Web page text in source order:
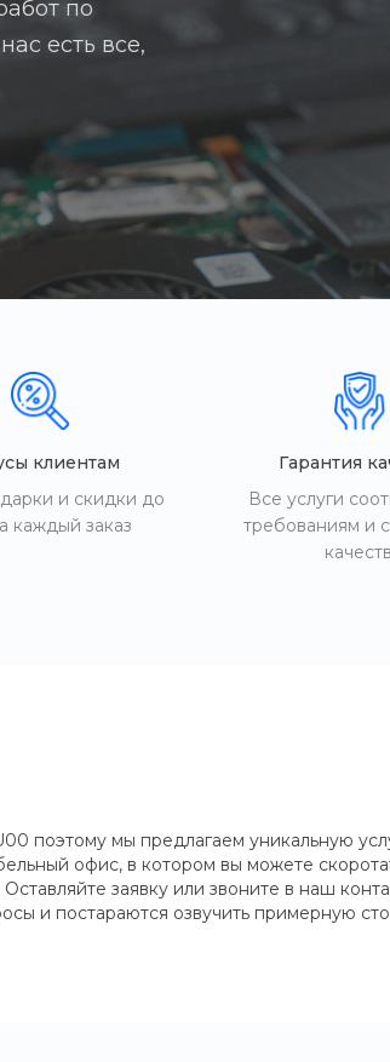
по
есть все,
клиентам
и скидки до
каждый заказ
Гарантия
Все услуги
требованиям и
поэтому мы предлагаем уникальную
офис, в котором вы можете
заявку или звоните в наш
и постараются озвучить примерную